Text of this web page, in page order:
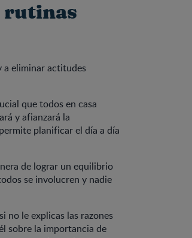
rutinas
a eliminar actitudes
que todos en casa
y afianzará la
planificar el día a día
de lograr un equilibrio
se involucren y nadie
no le explicas las razones
sobre la importancia de